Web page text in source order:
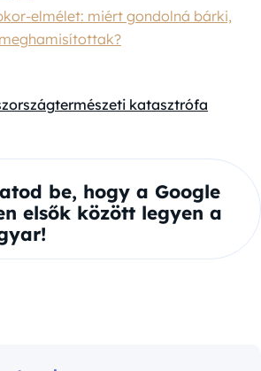
elmélet: miért gondolná bárki,
természeti katasztrófa
be, hogy a Google
elsők között legyen a